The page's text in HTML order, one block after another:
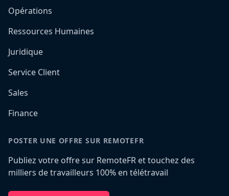
Opérations
Ressources Humaines
Juridique
Service Client
Sales
Finance
POSTER UNE OFFRE SUR REMOTEFR
Publiez votre offre sur RemoteFR et touchez des
milliers de travailleurs 100% en télétravail